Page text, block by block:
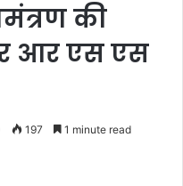
की
आर एस एस
197 1 minute read